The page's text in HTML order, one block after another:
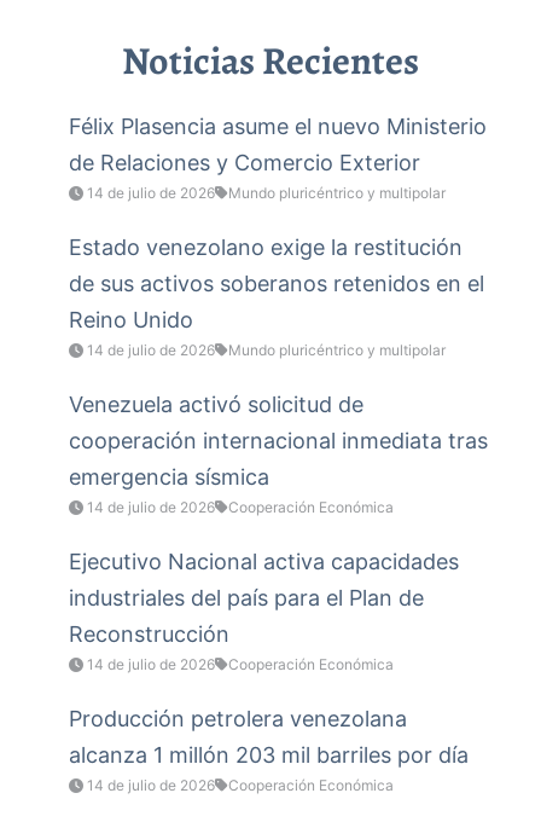
Noticias Recientes
Félix Plasencia asume el nuevo Ministerio
de Relaciones y Comercio Exterior
14 de julio de 2026 Mundo pluricéntrico y multipolar
Estado venezolano exige la restitución
de sus activos soberanos retenidos en el
Reino Unido
14 de julio de 2026 Mundo pluricéntrico y multipolar
Venezuela activó solicitud de
cooperación internacional inmediata tras
emergencia sísmica
14 de julio de 2026 Cooperación Económica
Ejecutivo Nacional activa capacidades
industriales del país para el Plan de
Reconstrucción
14 de julio de 2026 Cooperación Económica
Producción petrolera venezolana
alcanza 1 millón 203 mil barriles por día
14 de julio de 2026 Cooperación Económica